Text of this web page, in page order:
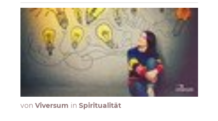
von Viversum in Spiritualität